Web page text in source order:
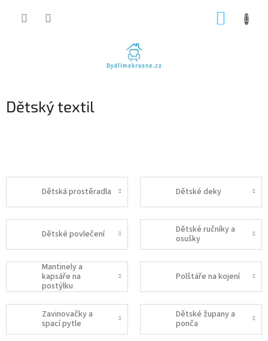
Dětský textil
Dětská prostěradla Dětské deky
Dětské povlečení
Dětské ručníky a
osušky
Mantinely a
kapsáře na
postýlku
Polštáře na kojení
Zavinovačky a
spací pytle
Dětské župany a
ponča